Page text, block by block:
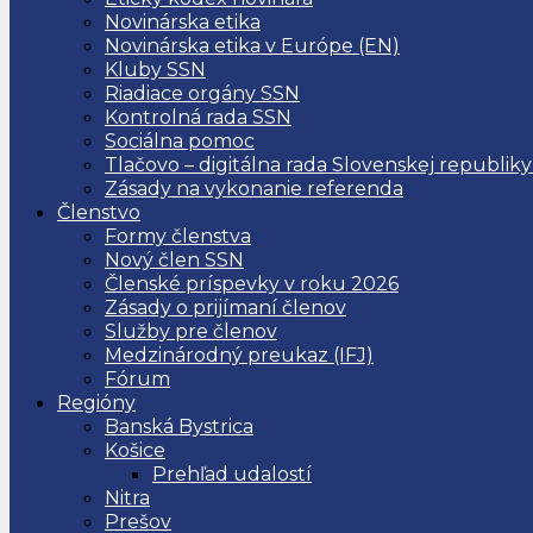
Novinárska etika
Novinárska etika v Európe (EN)
Kluby SSN
Riadiace orgány SSN
Kontrolná rada SSN
Sociálna pomoc
Tlačovo – digitálna rada Slovenskej republiky
Zásady na vykonanie referenda
Členstvo
Formy členstva
Nový člen SSN
Členské príspevky v roku 2026
Zásady o prijímaní členov
Služby pre členov
Medzinárodný preukaz (IFJ)
Fórum
Regióny
Banská Bystrica
Košice
Prehľad udalostí
Nitra
Prešov